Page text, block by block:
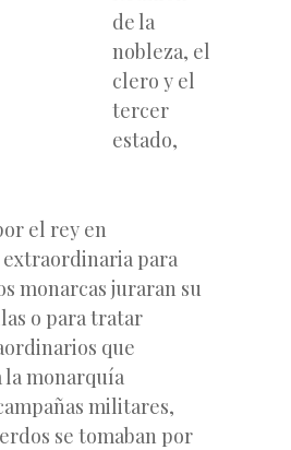
de la
nobleza, el
clero y el
tercer
estado,
el rey en
para
monarcas juraran su
o para tratar
que
la monarquía
militares,
se tomaban por